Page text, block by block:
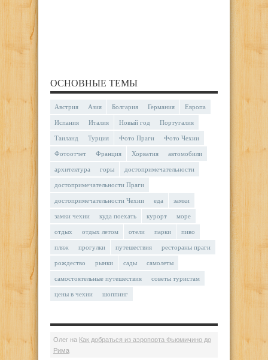
ОСНОВНЫЕ ТЕМЫ
Австрия Азия Болгария Германия Европа
Испания Италия Новый год Португалия
Таиланд Турция Фото Праги Фото Чехии
Фотоотчет Франция Хорватия автомобили
архитектура горы достопримечательности
достопримечательности Праги
достопримечательности Чехии еда замки
замки чехии куда поехать курорт море
отдых отдых летом отели парки пиво
пляж прогулки путешествия рестораны праги
рождество рынки сады самолеты
самостоятельные путешествия советы туристам
цены в чехии шоппинг
Олег на Как добраться из аэропорта Фьюмичино до
Рима